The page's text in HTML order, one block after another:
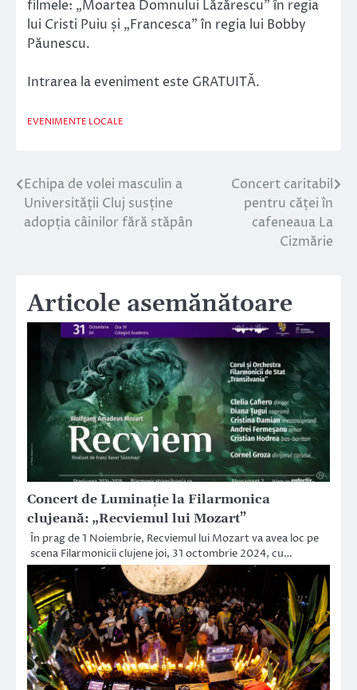
filmele: „Moartea Domnului Lăzărescu” în regia
lui Cristi Puiu și „Francesca” în regia lui Bobby
Păunescu.
Intrarea la eveniment este GRATUITĂ.
EVENIMENTE LOCALE
Navigare
în
Echipa de volei masculin a
Universității Cluj susține
adopția câinilor fără stăpân
Concert caritabil
pentru căței în
cafeneaua La
Cizmărie
Articole asemănătoare
Concert de Luminație la Filarmonica
clujeană: „Recviemul lui Mozart”
În prag de 1 Noiembrie, Recviemul lui Mozart va avea loc pe
scena Filarmonicii clujene joi, 31 octombrie 2024, cu…